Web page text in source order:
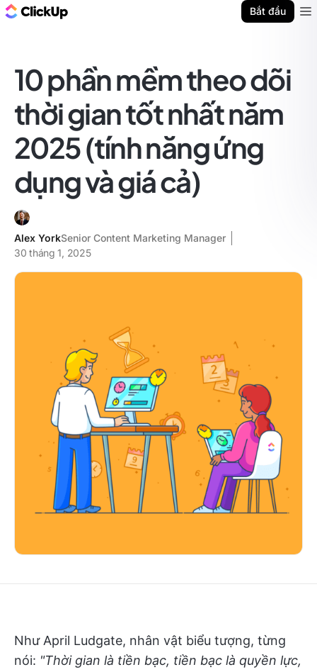
Bắt đầu
10 phần mềm theo dõi
thời gian tốt nhất năm
2025 (tính năng ứng
dụng và giá cả)
Alex YorkSenior Content Marketing Manager
30 tháng 1, 2025
Như April Ludgate, nhân vật biểu tượng, từng
nói: "Thời gian là tiền bạc, tiền bạc là quyền lực,